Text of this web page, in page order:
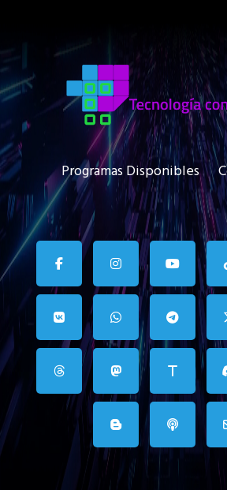
Programas Disponibles